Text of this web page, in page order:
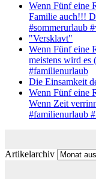
Wenn Fünf eine
Familie auch!!!
#sommerurlaub
"Versklavt"
Wenn Fünf eine
meistens wird es
#familienurlaub
Die Einsamkeit
Wenn Fünf eine
Wenn Zeit
#familienurlaub
Artikelarchiv